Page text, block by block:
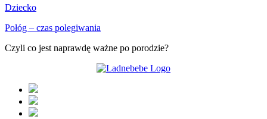
Dziecko
Połóg – czas polegiwania
Czyli co jest naprawdę ważne po porodzie?